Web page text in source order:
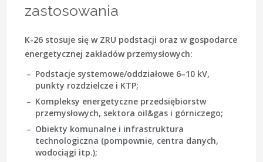
zastosowania
K-26 stosuje się w ZRU podstacji oraz w gospodarce
energetycznej zakładów przemysłowych:
Podstacje systemowe/oddziałowe 6–10 kV,
punkty rozdzielcze i KTP;
Kompleksy energetyczne przedsiębiorstw
przemysłowych, sektora oil&gas i górniczego;
Obiekty komunalne i infrastruktura
technologiczna (pompownie, centra danych,
wodociągi itp.);